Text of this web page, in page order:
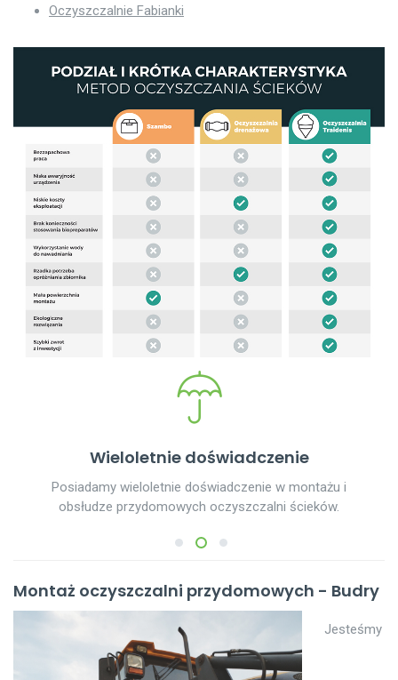
Oczyszczalnie Fabianki
Wieloletnie doświadczenie
Posiadamy wieloletnie doświadczenie w montażu i
obsłudze przydomowych oczyszczalni ścieków.
1 2 3
Montaż oczyszczalni przydomowych - Budry
Jesteśmy